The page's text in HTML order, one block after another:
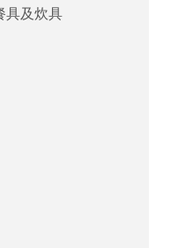
具及炊具